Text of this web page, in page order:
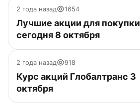
2 года назад 1654
Лучшие акции для покупки
сегодня 8 октября
2 года назад 918
Курс акций Глобалтранс 3
октября